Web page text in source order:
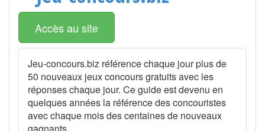
Accès au site
Jeu-concours.biz référence chaque jour plus de
50 nouveaux jeux concours gratuits avec les
réponses chaque jour. Ce guide est devenu en
quelques années la référence des concouristes
avec chaque mois des centaines de nouveaux